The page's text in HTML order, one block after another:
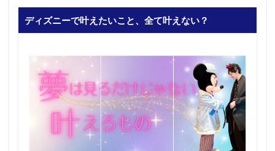
ディズニーで叶えたいこと、全て叶えない？